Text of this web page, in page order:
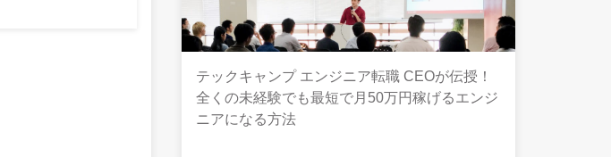
テックキャンプ エンジニア転職 CEOが伝授！
全くの未経験でも最短で月50万円稼げるエンジ
ニアになる方法